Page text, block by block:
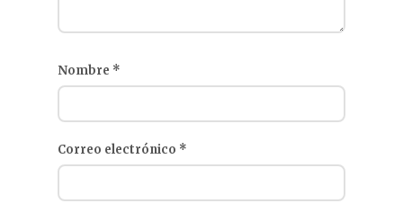
Nombre *
Correo electrónico *